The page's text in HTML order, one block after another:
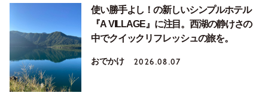
使い勝手よし！の新しいシンプルホテル
『A VILLAGE』に注目。西湖の静けさの
中でクイックリフレッシュの旅を。
おでかけ 2026.08.07